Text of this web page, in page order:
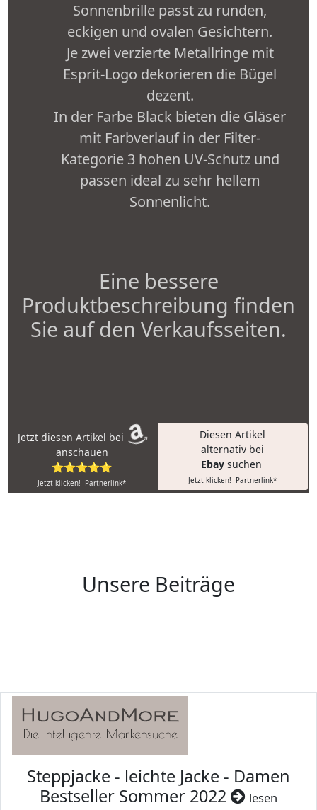
Sonnenbrille passt zu runden,
eckigen und ovalen Gesichtern.
Je zwei verzierte Metallringe mit
Esprit-Logo dekorieren die Bügel
dezent.
In der Farbe Black bieten die Gläser
mit Farbverlauf in der Filter-
Kategorie 3 hohen UV-Schutz und
passen ideal zu sehr hellem
Sonnenlicht.
Eine bessere
Produktbeschreibung finden
Sie auf den Verkaufsseiten.
Jetzt diesen Artikel bei
anschauen
⭐⭐⭐⭐⭐
Jetzt klicken!- Partnerlink*
Diesen Artikel
alternativ bei
Ebay suchen
Jetzt klicken!- Partnerlink*
Unsere Beiträge
Steppjacke - leichte Jacke - Damen
Bestseller Sommer 2022
lesen